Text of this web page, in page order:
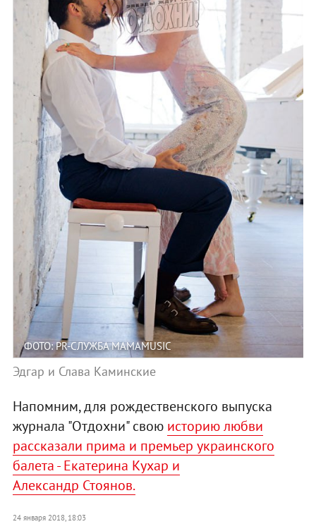
ФОТО: PR-СЛУЖБА MAMAMUSIC
Эдгар и Слава Каминские
Напомним, для рождественского выпуска
журнала "Отдохни" свою историю любви
рассказали прима и премьер украинского
балета - Екатерина Кухар и
Александр Стоянов.
24 января 2018, 18:03